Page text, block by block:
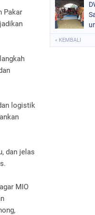
Pakar
logistik
dan jelas
MIO
« KEMBALI